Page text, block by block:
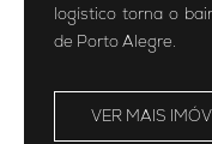
logístico torna o
de Porto Alegre.
VER MAIS